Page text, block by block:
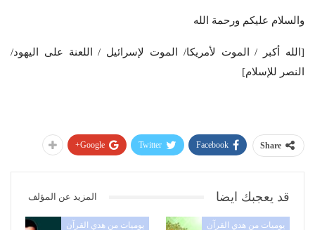
والسلام عليكم ورحمة الله
[الله أكبر / الموت لأمريكا/ الموت لإسرائيل / اللعنة على اليهود/
النصر للإسلام]
Share
Facebook
Twitter
Google+
قد يعجبك ايضا المزيد عن المؤلف
يوميات من هدي القرآن يوميات من هدي القرآن